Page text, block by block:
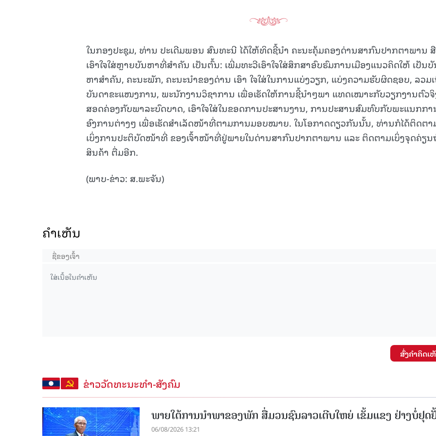
ໃນກອງປະຊຸມ, ທ່ານ ປະເດີມພອນ ສົນທະນີ ໄດ້ໃຫ້ທິດຊີ້ນຳ ຄະນະຄຸ້ມຄອງດ່ານສາກົນປາກຕາພານ
ເອົາໃຈໃສ່ຫຼາຍບັນຫາທີ່ສໍາຄັນ ເປັນຕົ້ນ: ເພີ່ມທະວີເອົາໃຈໃສ່ສຶກສາອົບຮົມການເມືອງແນວຄິດໃຫ້ ເປັນ
ຫາສໍາຄັນ, ຄະນະພັກ, ຄະນະນຳຂອງດ່ານ ເອົາ ໃຈໃສ່ໃນການແບ່ງວຽກ, ແບ່ງຄວາມຮັບຜິດຊອບ, ລວມ
ບັນດາຂະແໜງການ, ພະນັກງານວິຊາການ ເພື່ອເຮັດໃຫ້ການຊີ້ນຳໆພາ ແທດເໝາະກັບວຽກງານຕົວຈິ
ສອດຄ່ອງກັບພາລະບົດບາດ, ເອົາໃຈໃສ່ໃນຂອດການປະສານງານ, ການປະສານສົມທົບກັບພະແນກກາ
ອົງການຕ່າງໆ ເພື່ອເຮັດສໍາເລັດໜ້າທີ່ຕາມການມອບໝາຍ. ໃນໂອກາດດຽວກັນນັ້ນ, ທ່ານກໍໄດ້ຕິດຕາ
ເບິ່ງການປະຕິບັດໜ້າທີ່ ຂອງເຈົ້າໜ້າທີ່ຢູ່ພາຍໃນດ່ານສາກົນປາກຕາພານ ແລະ ຕິດຕາມເບິ່ງຈຸດຄ່ຽນ
ສິນຄ້າ ຕື່ມອີກ.
(ພາບ-ຂ່າວ: ສ.ພະຈັນ)
ຄໍາເຫັນ
ສົ່ງຄໍາຄິດເ
ຂ່າວວັດທະນະທຳ-ສັງຄົມ
ພາຍໃຕ້ການນໍາພາຂອງພັກ ສື່ມວນຊົນລາວເຕີບໃຫຍ່ ເຂັ້ມແຂງ ຢ່າງບໍ່ຢຸດ
06/08/2026 13:21